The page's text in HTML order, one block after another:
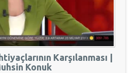
Karşılanması |
Konuk